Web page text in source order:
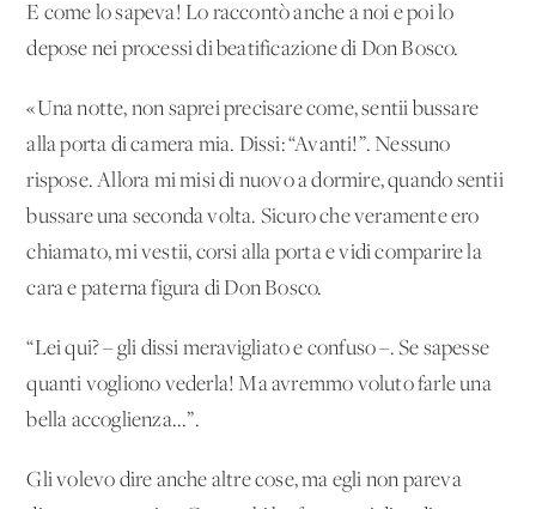
E come lo sapeva! Lo raccontò anche a noi e poi lo
depose nei processi di beatificazione di Don Bosco.
«Una notte, non saprei precisare come, sentii bussare
alla porta di camera mia. Dissi: “Avanti!”. Nessuno
rispose. Allora mi misi di nuovo a dormire, quando sentii
bussare una seconda volta. Sicuro che veramente ero
chiamato, mi vestii, corsi alla porta e vidi comparire la
cara e paterna figura di Don Bosco.
“Lei qui? – gli dissi meravigliato e confuso –. Se sapesse
quanti vogliono vederla! Ma avremmo voluto farle una
bella accoglienza...”.
Gli volevo dire anche altre cose, ma egli non pareva